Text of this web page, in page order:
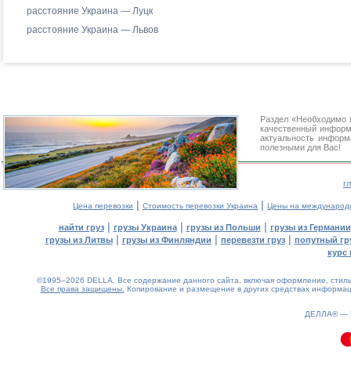
расстояние Украина — Луцк
расстояние Украина — Львов
Раздел «Необходимо
качественный
актуальность
полезными для Вас!
Цена перевозки | Стоимость перевозки Украина | Цены на
найти груз| грузы Украина| грузы из Польши | грузы из Германии
грузы из Литвы| грузы из Финляндии | перевезти груз| попутный
курс
©1995–2026 DELLA. Все содержание данного сайта, включая оформление,
Все права защищены. Копирование и размещение в других средствах
ДЕЛЛА® —